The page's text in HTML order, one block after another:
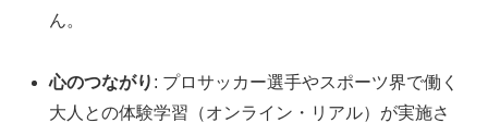
ん。
心のつながり : プロサッカー選手やスポーツ界で働く
大人との体験学習（オンライン・リアル）が実施さ